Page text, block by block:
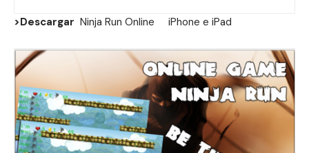
>Descargar Ninja Run Online iPhone e iPad